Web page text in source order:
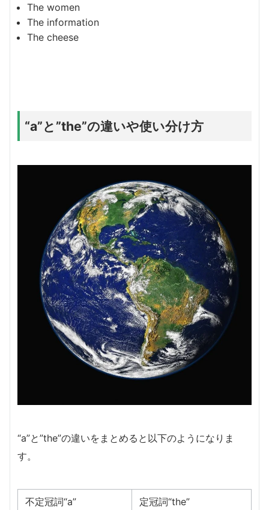
The women
The information
The cheese
“a”と”the”の違いや使い分け方
“a”と”the”の違いをまとめると以下のようになりま
す。
不定冠詞“a” 定冠詞“the”